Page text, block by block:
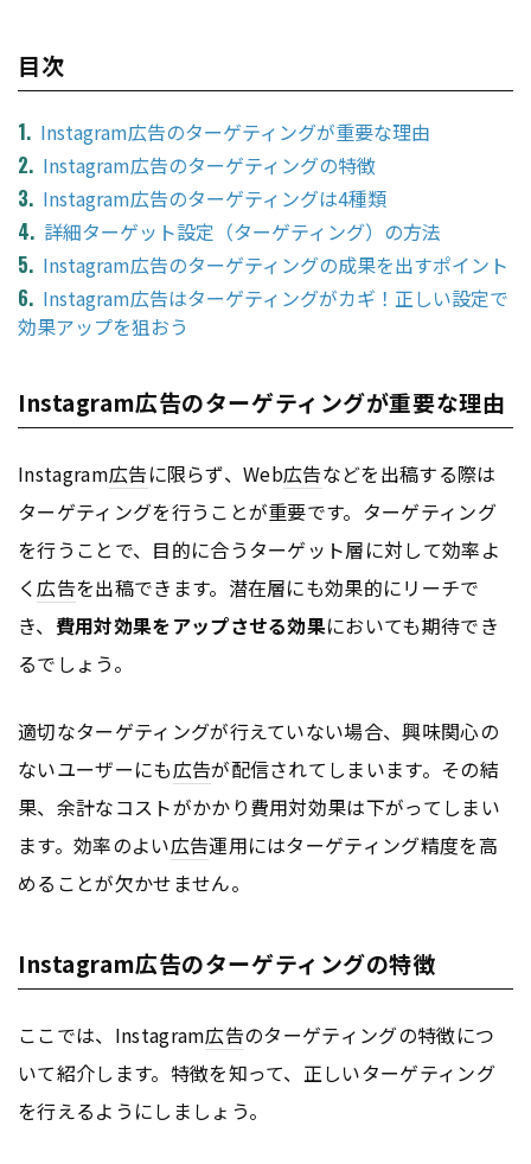
目次
Instagram広告のターゲティングが重要な理由
Instagram広告のターゲティングの特徴
Instagram広告のターゲティングは4種類
詳細ターゲット設定（ターゲティング）の方法
Instagram広告のターゲティングの成果を出すポイント
Instagram広告はターゲティングがカギ！正しい設定で
効果アップを狙おう
Instagram広告のターゲティングが重要な理由
Instagram広告に限らず、Web広告などを出稿する際は
ターゲティングを行うことが重要です。ターゲティング
を行うことで、目的に合うターゲット層に対して効率よ
く広告を出稿できます。潜在層にも効果的にリーチで
き、 費用対効果をアップさせる効果においても期待でき
るでしょう。
適切なターゲティングが行えていない場合、興味関心の
ないユーザーにも広告が配信されてしまいます。その結
果、余計なコストがかかり費用対効果は下がってしまい
ます。効率のよい広告運用にはターゲティング精度を高
めることが欠かせません。
Instagram広告のターゲティングの特徴
ここでは、Instagram広告のターゲティングの特徴につ
いて紹介します。特徴を知って、正しいターゲティング
を行えるようにしましょう。